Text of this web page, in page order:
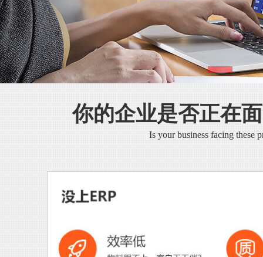
你的企业是否正在
Is your business facing these